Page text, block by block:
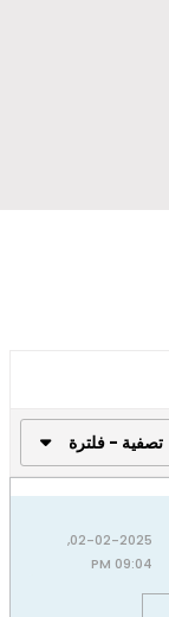
تصفية - فلترة
02-02-2025,
09:04 PM